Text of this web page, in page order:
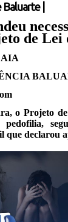
Baluarte
de Lei
o Projeto
que declarou